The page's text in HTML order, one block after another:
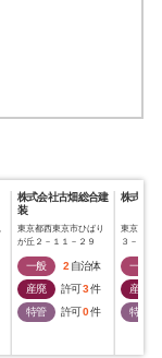
株式会社古畑総合建
装
東京都西東京市ひばり
が丘２－１１－２９
一般 2 自治体
産廃
許可3件
特管
許可0件
株式会
東京都西
３－５－
一般
産廃
特管